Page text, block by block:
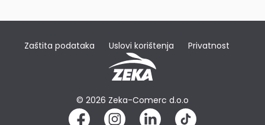
Zaštita podataka Uslovi korištenja Privatnost
© 2026 Zeka-Comerc d.o.o